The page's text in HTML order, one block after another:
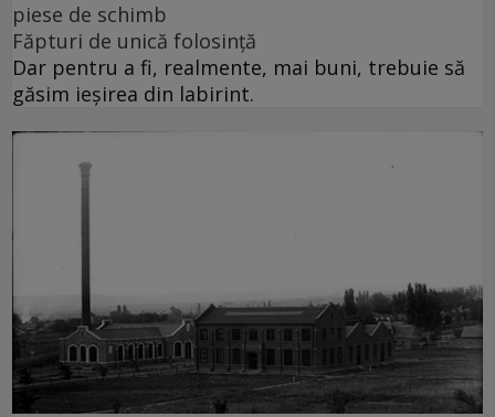
piese de schimb
Făpturi de unică folosință
Dar pentru a fi, realmente, mai buni, trebuie să
găsim ieșirea din labirint.